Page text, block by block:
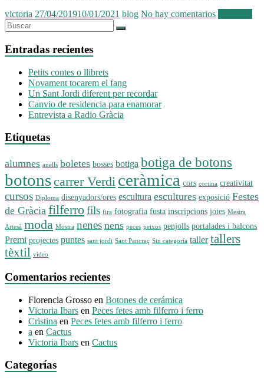
victoria 27/04/201910/01/2021 blog No hay comentarios
Entradas recientes
Petits contes o llibrets
Novament tocarem el fang
Un Sant Jordi diferent per recordar
Canvio de residencia para enamorar
Entrevista a Radio Gràcia
Etiquetas
alumnes anells boletes bosses botiga botiga de botons
botonscarrer Verdi ceràmica cors cortina creativitat
cursos Diploma disenyadors/ores escultura escultures exposició Festes
de Gràcia filferrofils fira fotografia fusta inscripcions joies Mestra
Artesà moda Mostra nenes nens peces peixos penjolls portalades i balcons
Premi projectes puntes sant jordi Sant Pancraç Sin categoría taller tallers
tèxtil
vìdeo
Comentarios recientes
Florencia Grosso en Botones de cerámica
Victoria Ibars en Peces fetes amb filferro i ferro
Cristina en Peces fetes amb filferro i ferro
a en Cactus
Victoria Ibars en Cactus
Categorías